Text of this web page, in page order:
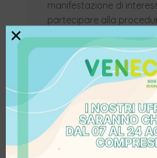
manifestazione di
partecipare alla
assegnazione. Il volume
richiesto in anticipazione
essere superiore ai
annui rilevanti ai fini
nell’elenco delle imprese
consumo di energia
cliente finale energivoro
impegna a realizzare
capacità di generazione
×